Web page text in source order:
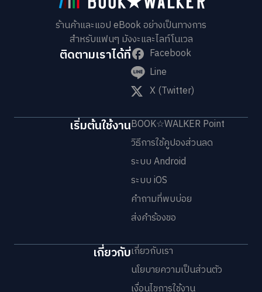
ร้านค้าและแอป eBook อย่างเป็นทางการ
สำหรับแฟนๆ มังงะและไลท์โนเวล
ติดตามเราได้ที่
Facebook
Line
X (Twitter)
เริ่มต้นใช้งานBOOK☆WALKER Point
วิธีการใช้คูปองส่วนลด
ระบบ Android
ระบบ iOS
คำถามที่พบบ่อย
ส่งคำร้องขอ
เกี่ยวกับเกี่ยวกับเรา
นโยบายความเป็นส่วนตัว
เงื่อนไขการใช้งาน